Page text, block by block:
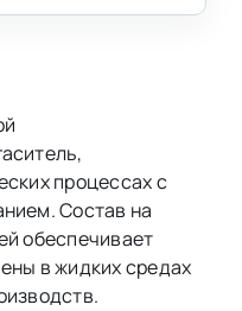
процессах с
Состав на
обеспечивает
в жидких средах